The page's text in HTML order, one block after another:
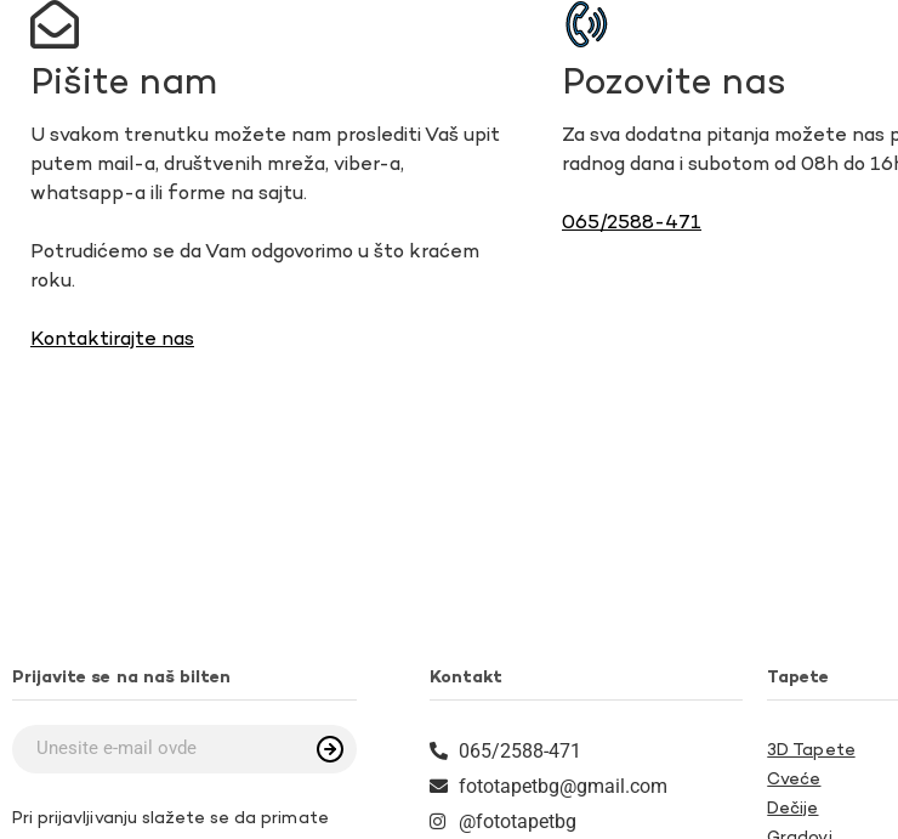
Pišite nam
U svakom trenutku možete nam proslediti Vaš upit
putem mail-a, društvenih mreža, viber-a,
whatsapp-a ili forme na sajtu.
Potrudićemo se da Vam odgovorimo u što kraćem
roku.
Kontaktirajte nas
Pozovite nas
Za sva dodatna pitanja možete nas
radnog dana i subotom od 08h do
065/2588-471
Prijavite se na naš bilten
Pri prijavljivanju slažete se da primate
Kontakt
065/2588-471
fototapetbg@gmail.com
@fototapetbg
Tapete
3D Tapete
Cveće
Dečije